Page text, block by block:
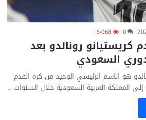
0 6٬068
رونالدو بعد
السعودي
هو الاسم الرئيسي الوحيد من كرة القدم
إلى المملكة العربية السعودية خلال السنوات…